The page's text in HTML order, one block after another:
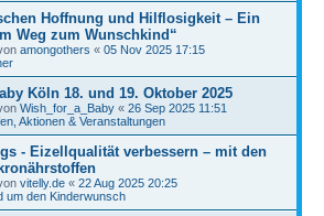
Hoffnung und Hilflosigkeit – Ein
Weg zum Wunschkind“
amongothers « 05 Nov 2025 17:15
Köln 18. und 19. Oktober 2025
Wish_for_a_Baby « 26 Sep 2025 11:51
Aktionen & Veranstaltungen
- Eizellqualität verbessern – mit den
vitelly.de « 22 Aug 2025 20:25
um den Kinderwunsch